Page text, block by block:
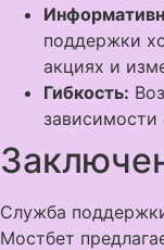
поддержки
акциях и
Гибкость:
зависимости
Служба
Мостбет